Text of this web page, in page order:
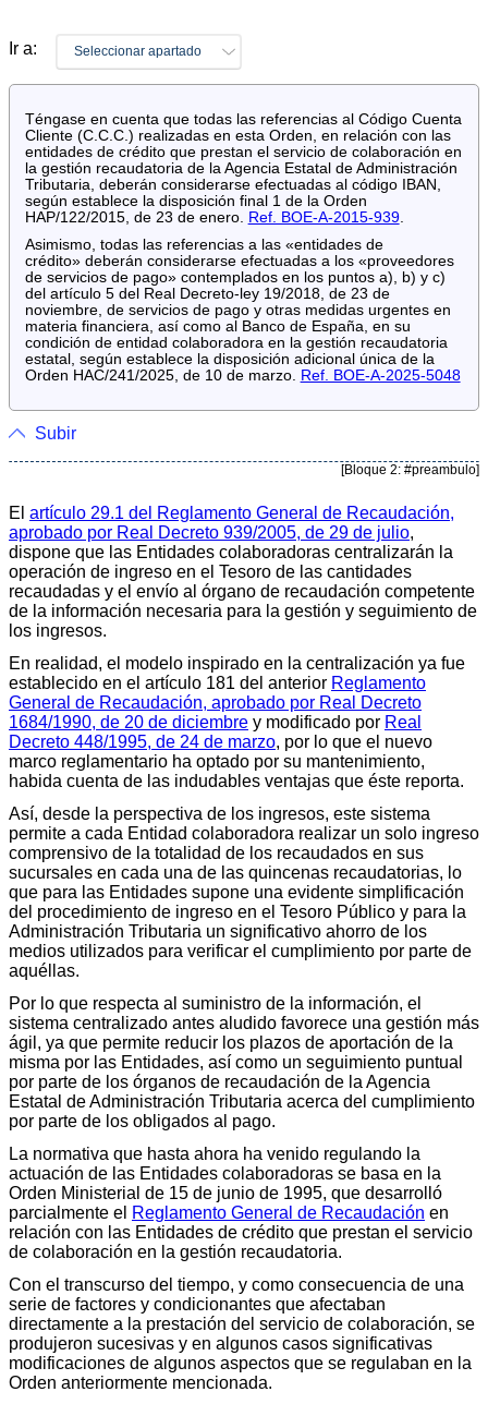
Ir a: Seleccionar apartado
Téngase en cuenta que todas las referencias al Código Cuenta
Cliente (C.C.C.) realizadas en esta Orden, en relación con las
entidades de crédito que prestan el servicio de colaboración en
la gestión recaudatoria de la Agencia Estatal de Administración
Tributaria, deberán considerarse efectuadas al código IBAN,
según establece la disposición final 1 de la Orden
HAP/122/2015, de 23 de enero.
Ref. BOE-A-2015-939.
Asimismo, todas las referencias a las «entidades de
crédito» deberán considerarse efectuadas a los «proveedores
de servicios de pago» contemplados en los puntos a), b) y c)
del artículo 5 del Real Decreto-ley 19/2018, de 23 de
noviembre, de servicios de pago y otras medidas urgentes en
materia financiera, así como al Banco de España, en su
condición de entidad colaboradora en la gestión recaudatoria
estatal, según establece la disposición adicional única de la
Orden HAC/241/2025, de 10 de marzo.
Ref. BOE-A-2025-5048
Subir
[Bloque 2: #preambulo]
El artículo 29.1 del Reglamento General de Recaudación,
aprobado por Real Decreto 939/2005, de 29 de julio,
dispone que las Entidades colaboradoras centralizarán la
operación de ingreso en el Tesoro de las cantidades
recaudadas y el envío al órgano de recaudación competente
de la información necesaria para la gestión y seguimiento de
los ingresos.
En realidad, el modelo inspirado en la centralización ya fue
establecido en el artículo 181 del anterior Reglamento
General de Recaudación, aprobado por Real Decreto
1684/1990, de 20 de diciembre y modificado por Real
Decreto 448/1995, de 24 de marzo, por lo que el nuevo
marco reglamentario ha optado por su mantenimiento,
habida cuenta de las indudables ventajas que éste reporta.
Así, desde la perspectiva de los ingresos, este sistema
permite a cada Entidad colaboradora realizar un solo ingreso
comprensivo de la totalidad de los recaudados en sus
sucursales en cada una de las quincenas recaudatorias, lo
que para las Entidades supone una evidente simplificación
del procedimiento de ingreso en el Tesoro Público y para la
Administración Tributaria un significativo ahorro de los
medios utilizados para verificar el cumplimiento por parte de
aquéllas.
Por lo que respecta al suministro de la información, el
sistema centralizado antes aludido favorece una gestión más
ágil, ya que permite reducir los plazos de aportación de la
misma por las Entidades, así como un seguimiento puntual
por parte de los órganos de recaudación de la Agencia
Estatal de Administración Tributaria acerca del cumplimiento
por parte de los obligados al pago.
La normativa que hasta ahora ha venido regulando la
actuación de las Entidades colaboradoras se basa en la
Orden Ministerial de 15 de junio de 1995, que desarrolló
parcialmente el Reglamento General de Recaudación en
relación con las Entidades de crédito que prestan el servicio
de colaboración en la gestión recaudatoria.
Con el transcurso del tiempo, y como consecuencia de una
serie de factores y condicionantes que afectaban
directamente a la prestación del servicio de colaboración, se
produjeron sucesivas y en algunos casos significativas
modificaciones de algunos aspectos que se regulaban en la
Orden anteriormente mencionada.